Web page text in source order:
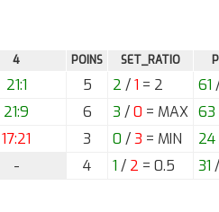
4 POINS SET_RATIO
21:1 5 2 /1 = 2 61
21:9 6 3 /0 = MAX 63
17:21 3 0 /3 = MIN 24
- 4 1 / 2 = 0.5 31 /